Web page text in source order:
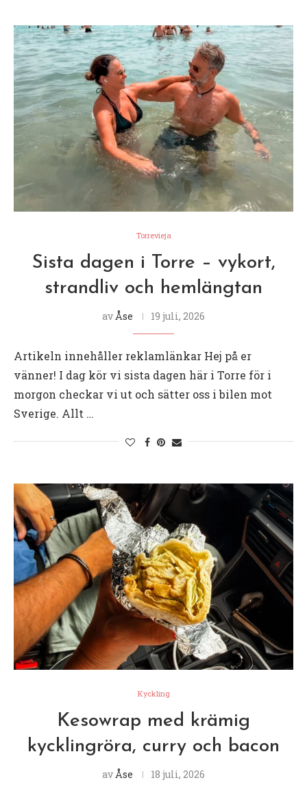
Torrevieja
Sista dagen i Torre – vykort,
strandliv och hemlängtan
av Åse 19 juli, 2026
Artikeln innehåller reklamlänkar Hej på er
vänner! I dag kör vi sista dagen här i Torre för i
morgon checkar vi ut och sätter oss i bilen mot
Sverige. Allt …
Kyckling
Kesowrap med krämig
kycklingröra, curry och bacon
av Åse 18 juli, 2026